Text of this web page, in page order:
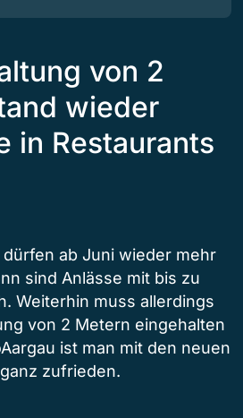
von 2
wieder
in Restaurants
ab Juni wieder mehr
sind Anlässe mit bis zu
Weiterhin muss allerdings
von 2 Metern eingehalten
ist man mit den neuen
zufrieden.